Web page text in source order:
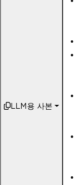
LLM용 사본